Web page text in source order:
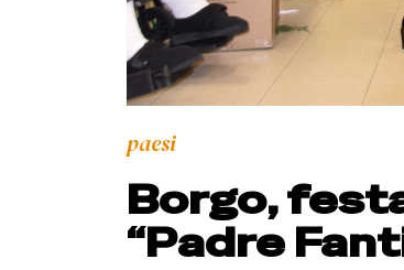
paesi
Borgo,
“Padre